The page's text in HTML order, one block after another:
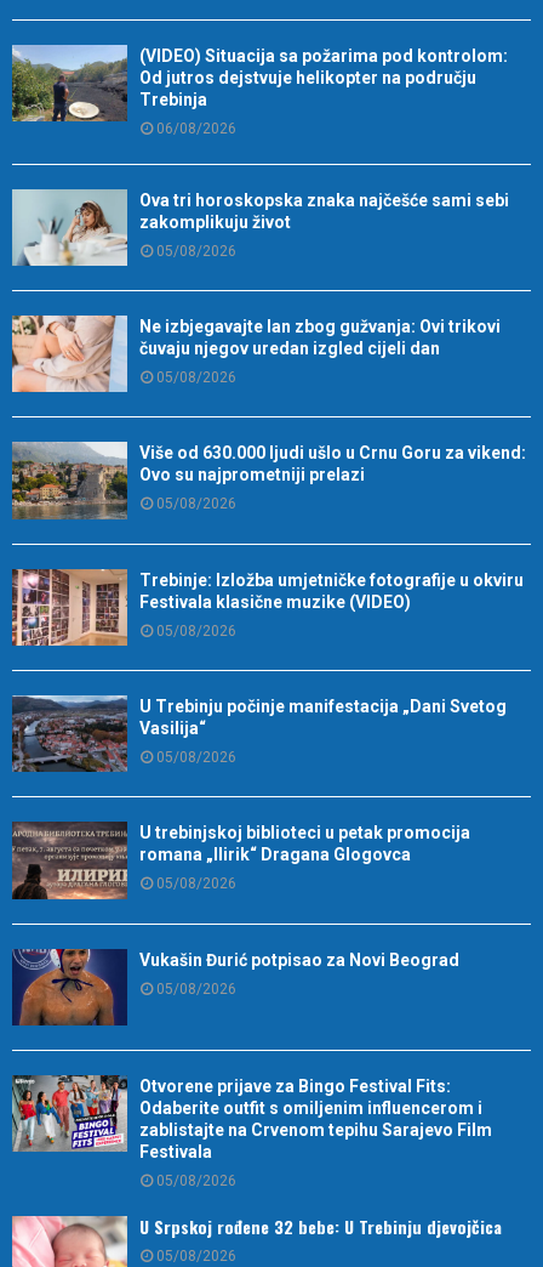
(VIDEO) Situacija sa požarima pod kontrolom:
Od jutros dejstvuje helikopter na području
Trebinja
06/08/2026
Ova tri horoskopska znaka najčešće sami sebi
zakomplikuju život
05/08/2026
Ne izbjegavajte lan zbog gužvanja: Ovi trikovi
čuvaju njegov uredan izgled cijeli dan
05/08/2026
Više od 630.000 ljudi ušlo u Crnu Goru za vikend:
Ovo su najprometniji prelazi
05/08/2026
Trebinje: Izložba umjetničke fotografije u okviru
Festivala klasične muzike (VIDEO)
05/08/2026
U Trebinju počinje manifestacija „Dani Svetog
Vasilija“
05/08/2026
U trebinjskoj biblioteci u petak promocija
romana „Ilirik“ Dragana Glogovca
05/08/2026
Vukašin Đurić potpisao za Novi Beograd
05/08/2026
Otvorene prijave za Bingo Festival Fits:
Odaberite outfit s omiljenim influencerom i
zablistajte na Crvenom tepihu Sarajevo Film
Festivala
05/08/2026
U Srpskoj rođene 32 bebe: U Trebinju djevojčica
05/08/2026